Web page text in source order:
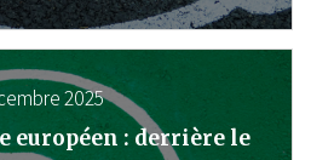
2025
européen : derrière le